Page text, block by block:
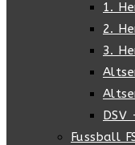
1.
2.
3.
DSV
Fussball